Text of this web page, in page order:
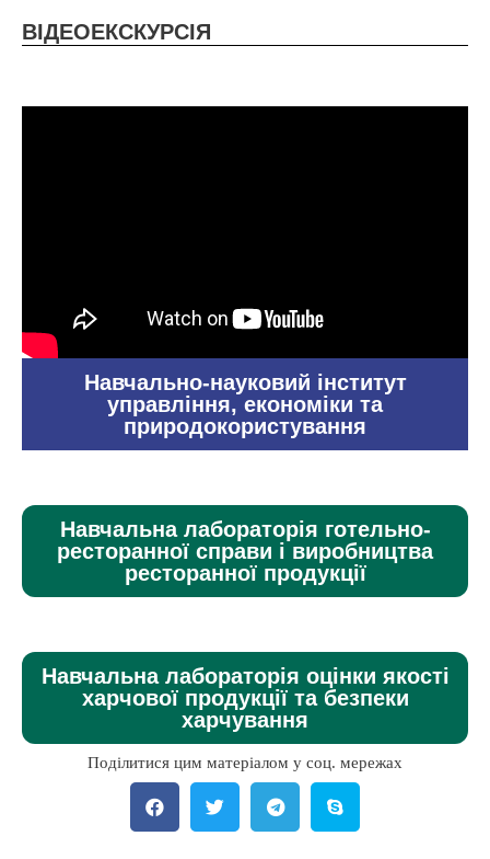
ВІДЕОЕКСКУРСІЯ
Навчально-науковий інститут
управління, економіки та
природокористування
Навчальна лабораторія готельно-
ресторанної справи і виробництва
ресторанної продукції
Навчальна лабораторія оцінки якості
харчової продукції та безпеки
харчування
Поділитися цим матеріалом у соц. мережах